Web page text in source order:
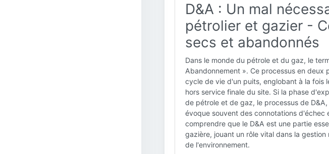
D&A : Un mal
pétrolier et gazier -
secs et abandonnés
Dans le monde du pétrole et du gaz, le
Abandonnement ». Ce processus en deux
cycle de vie d'un puits, englobant à la fois
hors service finale du site. Si la phase
de pétrole et de gaz, le processus de
évoque souvent des connotations
comprendre que le D&A est une partie
gazière, jouant un rôle vital dans la
de l'environnement.